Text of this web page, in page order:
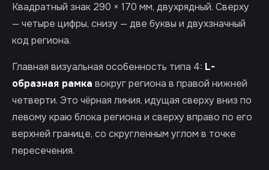
Квадратный знак 290 × 170 мм, двухрядный. Сверху
— четыре цифры, снизу — две буквы и двухзначный
код региона.
Главная визуальная особенность типа 4: L-
образная рамка вокруг региона в правой нижней
четверти. Это чёрная линия, идущая сверху вниз по
левому краю блока региона и сверху вправо по его
верхней границе, со скругленным углом в точке
пересечения.